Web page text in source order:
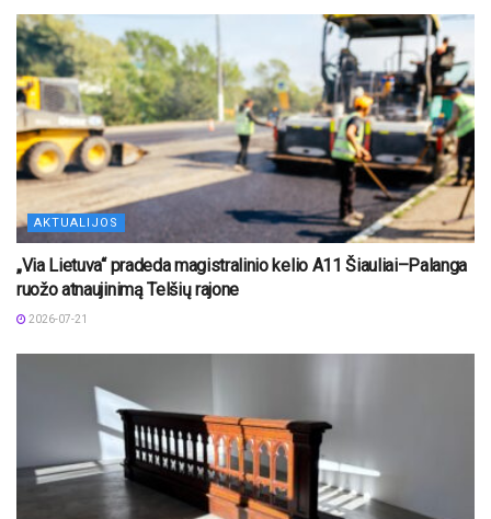
AKTUALIJOS
„Via Lietuva“ pradeda magistralinio kelio A11 Šiauliai–Palanga
ruožo atnaujinimą Telšių rajone
2026-07-21